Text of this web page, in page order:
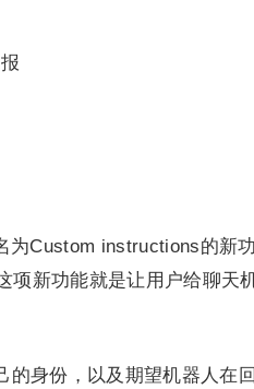
为Custom instructions的新
项新功能就是让用户给聊天
的身份，以及期望机器人在